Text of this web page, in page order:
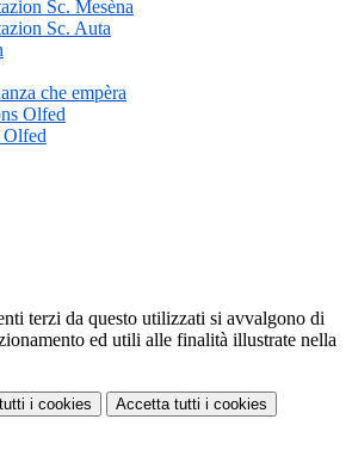
Sc. Mesèna
Sc. Auta
che empèra
Olfed
terzi da questo utilizzati si avvalgono di
ed utili alle finalità illustrate nella
i cookies Accetta tutti i cookies